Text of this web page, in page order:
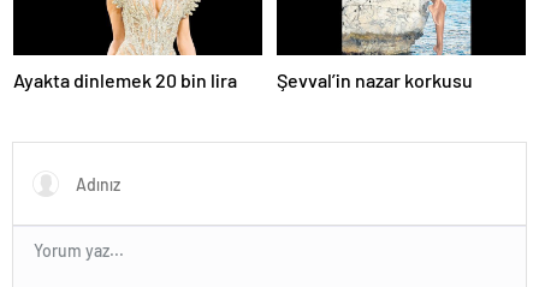
Ayakta dinlemek 20 bin lira Şevval’in nazar korkusu